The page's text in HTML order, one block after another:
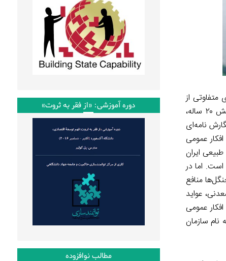
متفاوتی از
سوی مسئولین منجر شده است. در حالیکه متولی امامزاده روستای آق مشهد با سند ۴۰۰ سال پیش موفق شده بود، پس از یک کشمکش ۲۰ ساله،
نامه‌ای
عمومی
ملی طبیعی ایران
اما در
جنگل‌ها منافع
عواید
عمومی
سازمان
دوره آموزشی: «از فقر به ثروت»
مطالب نوافزوده